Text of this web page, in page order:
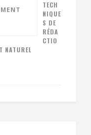
TECH
NIQUE
S DE
RÉDA
CTIO
NATUREL